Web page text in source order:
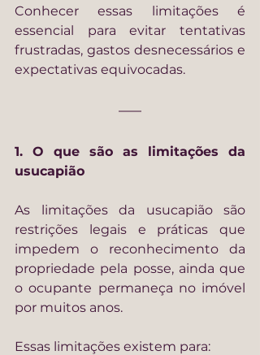
Conhecer essas limitações é
essencial para evitar tentativas
frustradas, gastos desnecessários e
expectativas equivocadas.
1. O que são as limitações da
usucapião
As limitações da usucapião são
restrições legais e práticas que
impedem o reconhecimento da
propriedade pela posse, ainda que
o ocupante permaneça no imóvel
por muitos anos.
Essas limitações existem para: